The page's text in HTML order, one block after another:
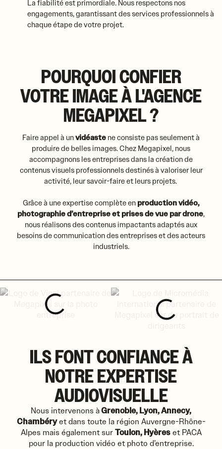
La fiabilité est primordiale. Nous respectons nos
engagements, garantissant des services professionnels à
chaque étape de votre projet.
POURQUOI CONFIER
VOTRE IMAGE À L'AGENCE
MEGAPIXEL ?
Faire appel à unvidéaste ne consiste pas seulement à
produire de belles images. Chez Megapixel, nous
accompagnons les entreprises dans la création de
contenus visuels professionnels destinés à valoriser leur
activité, leur savoir-faire et leurs projets.
Grâce à une expertise complète en production vidéo,
photographie d’entreprise et prises de vue par drone,
nous réalisons des contenus impactants adaptés aux
besoins de communication des entreprises et des acteurs
industriels.
ILS FONT CONFIANCE À
NOTRE EXPERTISE
AUDIOVISUELLE
Nous intervenons àGrenoble, Lyon, Annecy,
Chambéryet dans toute la région Auvergne-Rhône-
Alpes mais également surToulon, Hyèreset PACA
pour la production vidéo et photo d’entreprise.